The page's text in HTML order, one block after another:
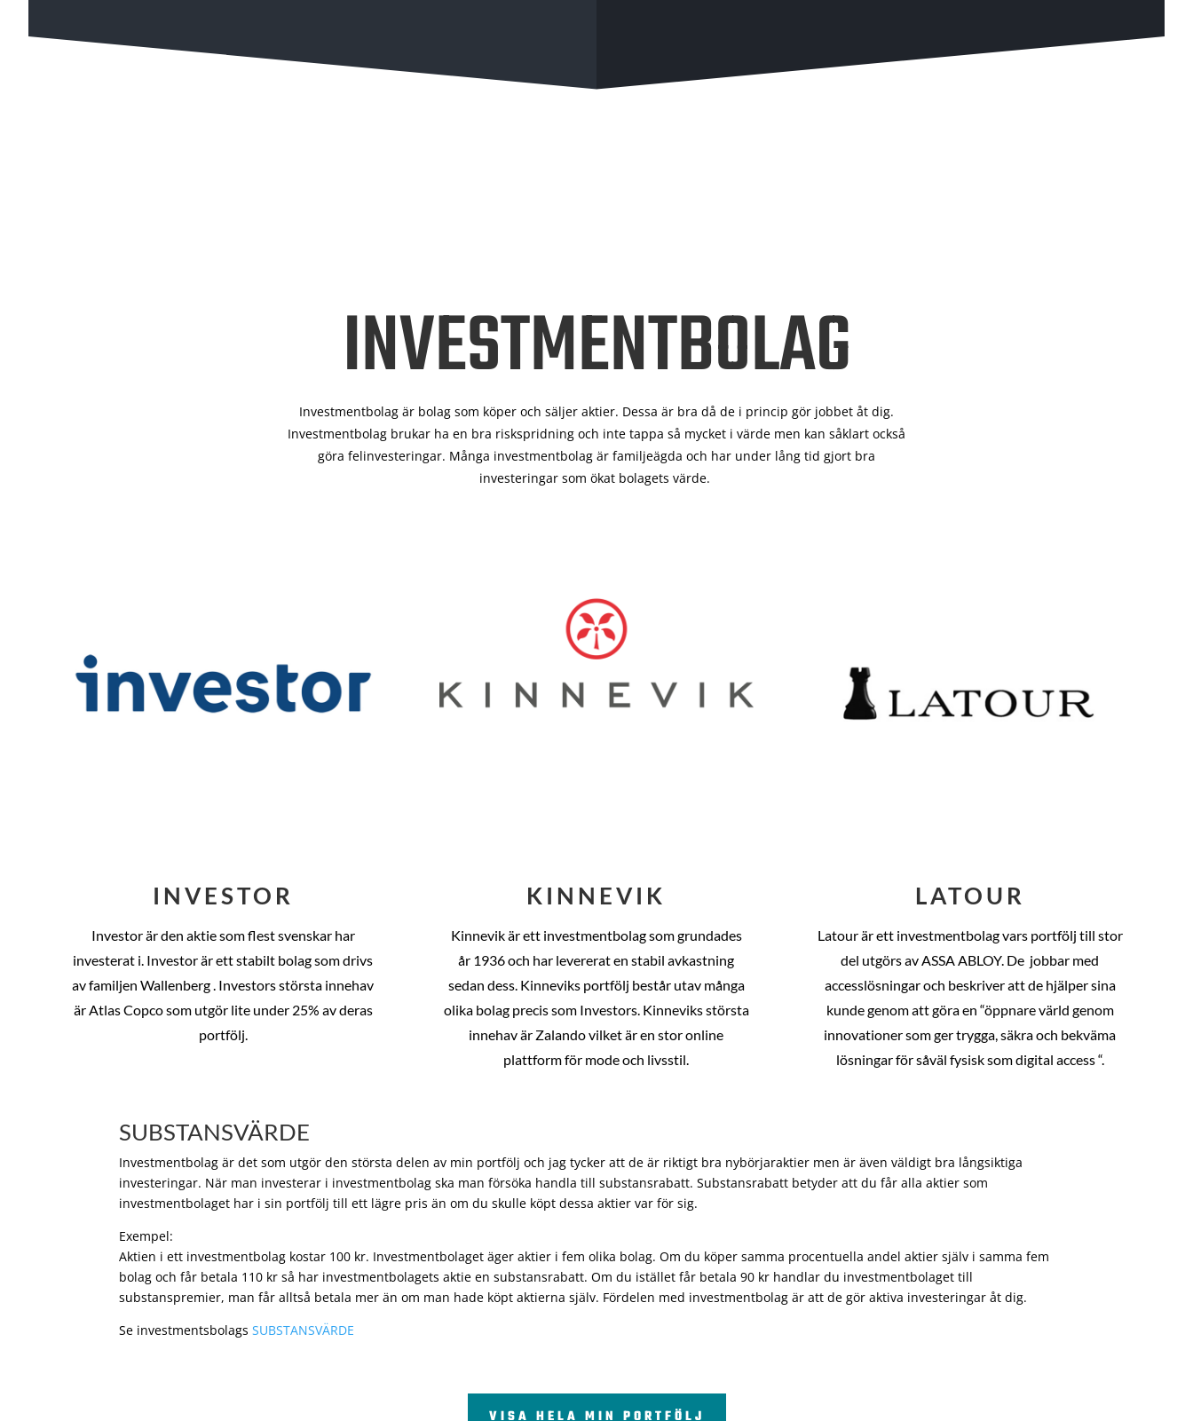
INVESTMENTBOLAG
Investmentbolag är bolag som köper och säljer aktier. Dessa är bra då de i princip gör jobbet åt dig.
Investmentbolag brukar ha en bra riskspridning och inte tappa så mycket i värde men kan såklart också
göra felinvesteringar. Många investmentbolag är familjeägda och har under lång tid gjort bra
investeringar som ökat bolagets värde.
INVESTOR
Investor är den aktie som flest svenskar har
investerat i. Investor är ett stabilt bolag som drivs
av familjen Wallenberg . Investors största innehav
är Atlas Copco som utgör lite under 25% av deras
portfölj.
KINNEVIK
Kinnevik är ett investmentbolag som grundades
år 1936 och har levererat en stabil avkastning
sedan dess. Kinneviks portfölj består utav många
olika bolag precis som Investors. Kinneviks största
innehav är Zalando vilket är en stor online
plattform för mode och livsstil.
LATOUR
Latour är ett investmentbolag vars portfölj till stor
del utgörs av ASSA ABLOY. De jobbar med
accesslösningar och beskriver att de hjälper sina
kunde genom att göra en “öppnare värld genom
innovationer som ger trygga, säkra och bekväma
lösningar för såväl fysisk som digital access “.
SUBSTANSVÄRDE
Investmentbolag är det som utgör den största delen av min portfölj och jag tycker att de är riktigt bra nybörjaraktier men är även väldigt bra långsiktiga
investeringar. När man investerar i investmentbolag ska man försöka handla till substansrabatt. Substansrabatt betyder att du får alla aktier som
investmentbolaget har i sin portfölj till ett lägre pris än om du skulle köpt dessa aktier var för sig.
Exempel:
Aktien i ett investmentbolag kostar 100 kr. Investmentbolaget äger aktier i fem olika bolag. Om du köper samma procentuella andel aktier själv i samma fem
bolag och får betala 110 kr så har investmentbolagets aktie en substansrabatt. Om du istället får betala 90 kr handlar du investmentbolaget till
substanspremier, man får alltså betala mer än om man hade köpt aktierna själv. Fördelen med investmentbolag är att de gör aktiva investeringar åt dig.
Se investmentsbolagsSUBSTANSVÄRDE
VISA HELA MIN PORTFÖLJ